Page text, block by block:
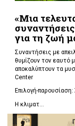
«Μια
για τη ζωή
Συναντήσεις με
θυμίζουν τον εαυτό
αποκαλύπτουν τα
Center
Επιλογή-παρουσίαση:
Η κλιματ...